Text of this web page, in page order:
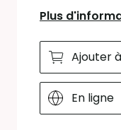
Plus
Ajouter
En ligne